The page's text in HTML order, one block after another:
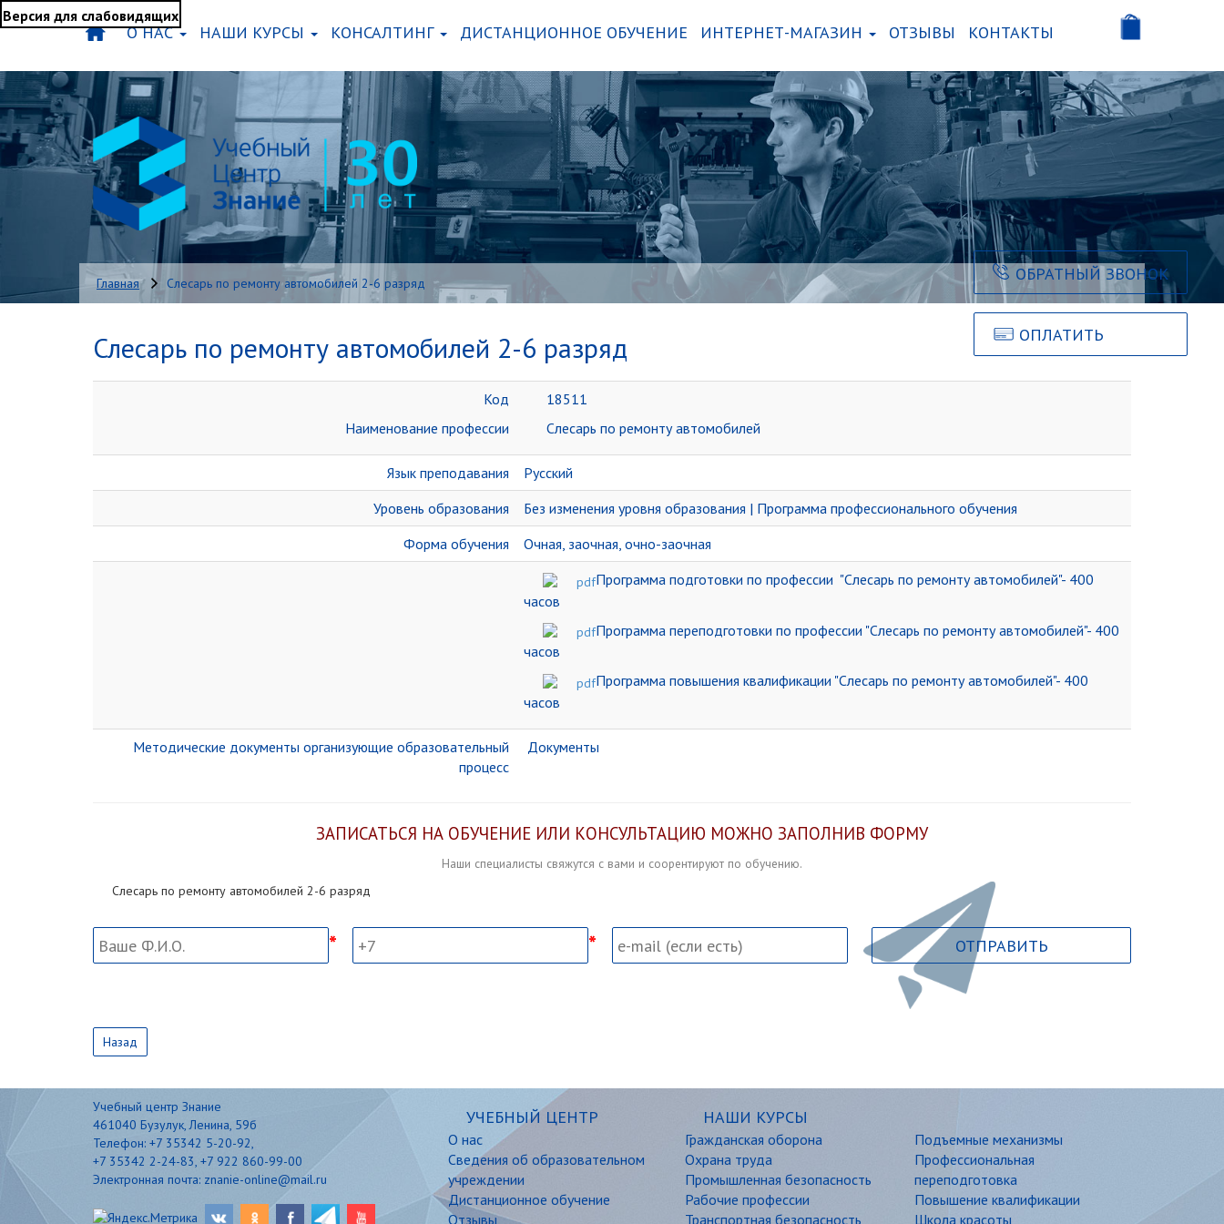
ОБРАТНЫЙ ЗВОНОК
ОПЛАТИТЬ
О НАС НАШИ КУРСЫ КОНСАЛТИНГ ДИСТАНЦИОННОЕ ОБУЧЕНИЕ ИНТЕРНЕТ-МАГАЗИН ОТЗЫВЫ КОНТАКТЫ
Главная Слесарь по ремонту автомобилей 2-6 разряд
Версия для слабовидящих
Слесарь по ремонту автомобилей 2-6 разряд
Код
Наименование профессии
18511
Слесарь по ремонту автомобилей
Язык преподавания
Русский
Уровень образования
Без изменения уровня образования | Программа профессионального обучения
Форма обучения
Очная, заочная, очно-заочная
Программа подготовки по профессии "Слесарь по ремонту автомобилей"- 400
часов
Программа переподготовки по профессии "Слесарь по ремонту автомобилей"- 400
часов
Программа повышения квалификации "Слесарь по ремонту автомобилей"- 400
часов
Методические документы организующие образовательный
процесс
Документы
ЗАПИСАТЬСЯ НА ОБУЧЕНИЕ ИЛИ КОНСУЛЬТАЦИЮ МОЖНО ЗАПОЛНИВ ФОРМУ
Наши специалисты свяжутся с вами и соорентируют по обучению.
Слесарь по ремонту автомобилей 2-6 разряд
Назад
Учебный центр Знание
461040 Бузулук, Ленина, 59б
Телефон: +7 35342 5-20-92,
+7 35342 2-24-83, +7 922 860-99-00
Электронная почта: znanie-online@mail.ru
УЧЕБНЫЙ ЦЕНТР
О нас
Сведения об образовательном
учреждении
Дистанционное обучение
Отзывы
НАШИ КУРСЫ
Гражданская оборона
Охрана труда
Промышленная безопасность
Рабочие профессии
Транспортная безопасность
Подъемные механизмы
Профессиональная
переподготовка
Повышение квалификации
Школа красоты